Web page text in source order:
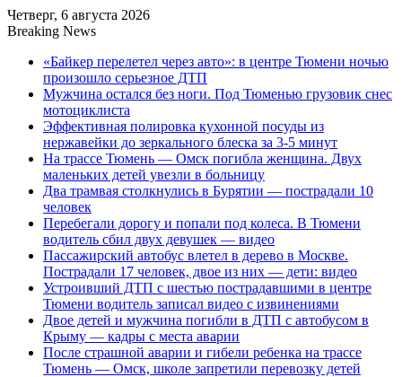
Четверг, 6 августа 2026
Breaking News
«Байкер перелетел через авто»: в центре Тюмени ночью
произошло серьезное ДТП
Мужчина остался без ноги. Под Тюменью грузовик снес
мотоциклиста
Эффективная полировка кухонной посуды из
нержавейки до зеркального блеска за 3-5 минут
На трассе Тюмень — Омск погибла женщина. Двух
маленьких детей увезли в больницу
Два трамвая столкнулись в Бурятии — пострадали 10
человек
Перебегали дорогу и попали под колеса. В Тюмени
водитель сбил двух девушек — видео
Пассажирский автобус влетел в дерево в Москве.
Пострадали 17 человек, двое из них — дети: видео
Устроивший ДТП с шестью пострадавшими в центре
Тюмени водитель записал видео с извинениями
Двое детей и мужчина погибли в ДТП с автобусом в
Крыму — кадры с места аварии
После страшной аварии и гибели ребенка на трассе
Тюмень — Омск, школе запретили перевозку детей